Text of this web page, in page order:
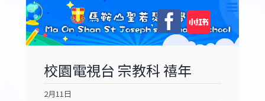
content
Facebook
自
訂
校園電視台 宗教科 禧年
2月11日